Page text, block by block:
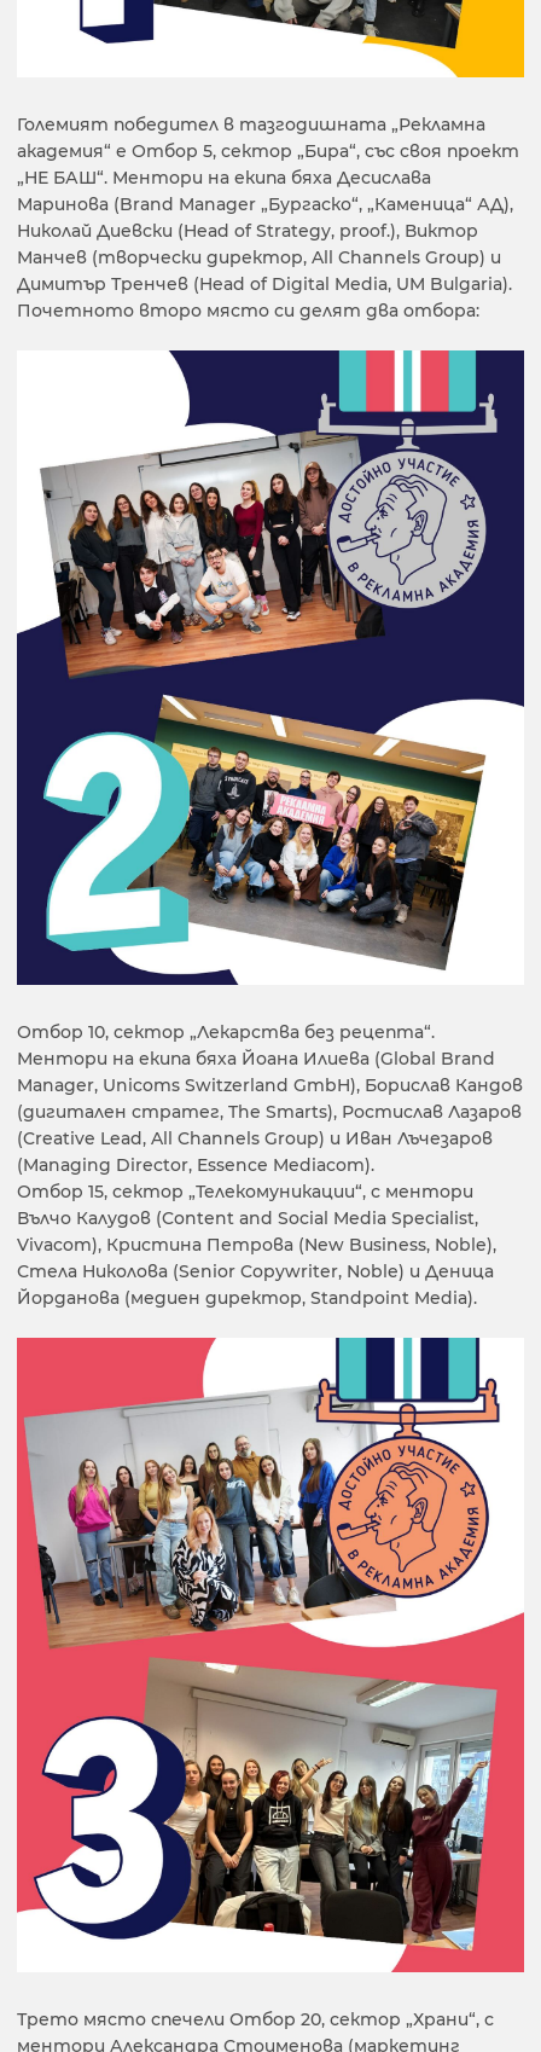
Големият победител в тазгодишната „Рекламна
академия“ е Отбор 5, сектор „Бира“, със своя проект
„НЕ БАШ“. Ментори на екипа бяха Десислава
Маринова (Brand Manager „Бургаско“, „Каменица“ АД),
Николай Диевски (Head of Strategy, proof.), Виктор
Манчев (творчески директор, All Channels Group) и
Димитър Тренчев (Head of Digital Media, UM Bulgaria).
Почетното второ място си делят два отбора:
Отбор 10, сектор „Лекарства без рецепта“.
Ментори на екипа бяха Йоана Илиева (Global Brand
Manager, Unicoms Switzerland GmbH), Борислав Кандов
(дигитален стратег, The Smarts), Ростислав Лазаров
(Creative Lead, All Channels Group) и Иван Лъчезаров
(Managing Director, Essence Mediacom).
Отбор 15, сектор „Телекомуникации“, с ментори
Вълчо Калудов (Content and Social Media Specialist,
Vivacom), Кристина Петрова (New Business, Noble),
Стела Николова (Senior Copywriter, Noble) и Деница
Йорданова (медиен директор, Standpoint Media).
Трето място спечели Отбор 20, сектор „Храни“, с
ментори Александра Стоименова (маркетинг